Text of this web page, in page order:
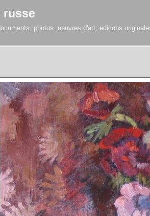
russe
photos, oeuvres d'art, editions